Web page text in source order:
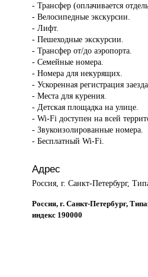
- Трансфер (оплачивается
- Велосипедные экскурсии.
- Лифт.
- Пешеходные экскурсии.
- Трансфер от/до аэропорта.
- Семейные номера.
- Номера для некурящих.
- Ускоренная регистрация
- Места для курения.
- Детская площадка на улице.
- Wi-Fi доступен на всей
- Звукоизолированные номера.
- Бесплатный Wi-Fi.
Адрес
Россия, г. Санкт-Петербург,
Россия, г. Санкт-Петербург,
индекс 190000